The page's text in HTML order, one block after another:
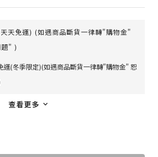
天免運) (如遇商品斷貨一律轉"購物金"
題" )
運(冬季限定)(如遇商品斷貨一律轉"購物金" 恕
查看更多